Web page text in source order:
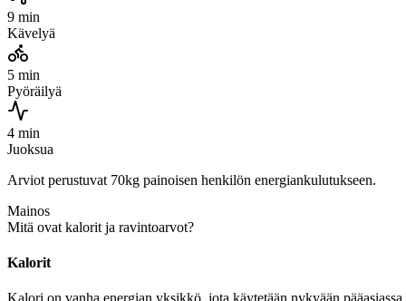
9 min
Kävelyä
5 min
Pyöräilyä
4 min
Juoksua
Arviot perustuvat 70kg painoisen henkilön energiankulutukseen.
Mainos
Mitä ovat kalorit ja ravintoarvot?
Kalorit